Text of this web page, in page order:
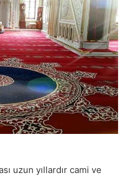
uzun yıllardır cami ve